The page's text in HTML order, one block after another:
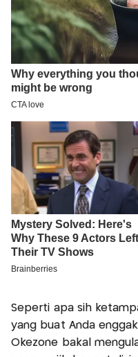
Seperti apa sih
yang buat Anda
Okezone bakal